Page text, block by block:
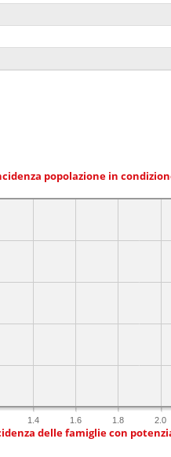
popolazione in
1.4 1.6 1.8 2.0
delle famiglie con